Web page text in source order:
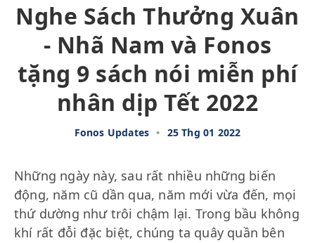
Nghe Sách Thưởng Xuân
- Nhã Nam và Fonos
tặng 9 sách nói miễn phí
nhân dịp Tết 2022
Fonos Updates • 25 Thg 01 2022
Những ngày này, sau rất nhiều những biến
động, năm cũ dần qua, năm mới vừa đến, mọi
thứ dường như trôi chậm lại. Trong bầu không
khí rất đỗi đặc biệt, chúng ta quây quần bên